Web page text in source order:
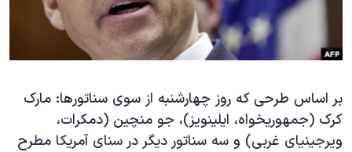
فرهنگ و زندگی
حقوق شهروندی
علم و فناوری
اسرائیل در جنگ
مستندها
انتخابات ریاست جمهوری آمریکا ۲۰۲۴
رمز مهسا
ورزش زنان در ایران
دنبال کنید
زبانهای مختلف
بر اساس طرحی که روز چهارشنبه از سوی سناتورها: مارک
کرک (جمهوریخواه، ایلینویز)، جو منچین (دمکرات،
ویرجینیای غربی) و سه سناتور دیگر در سنای آمریکا مطرح